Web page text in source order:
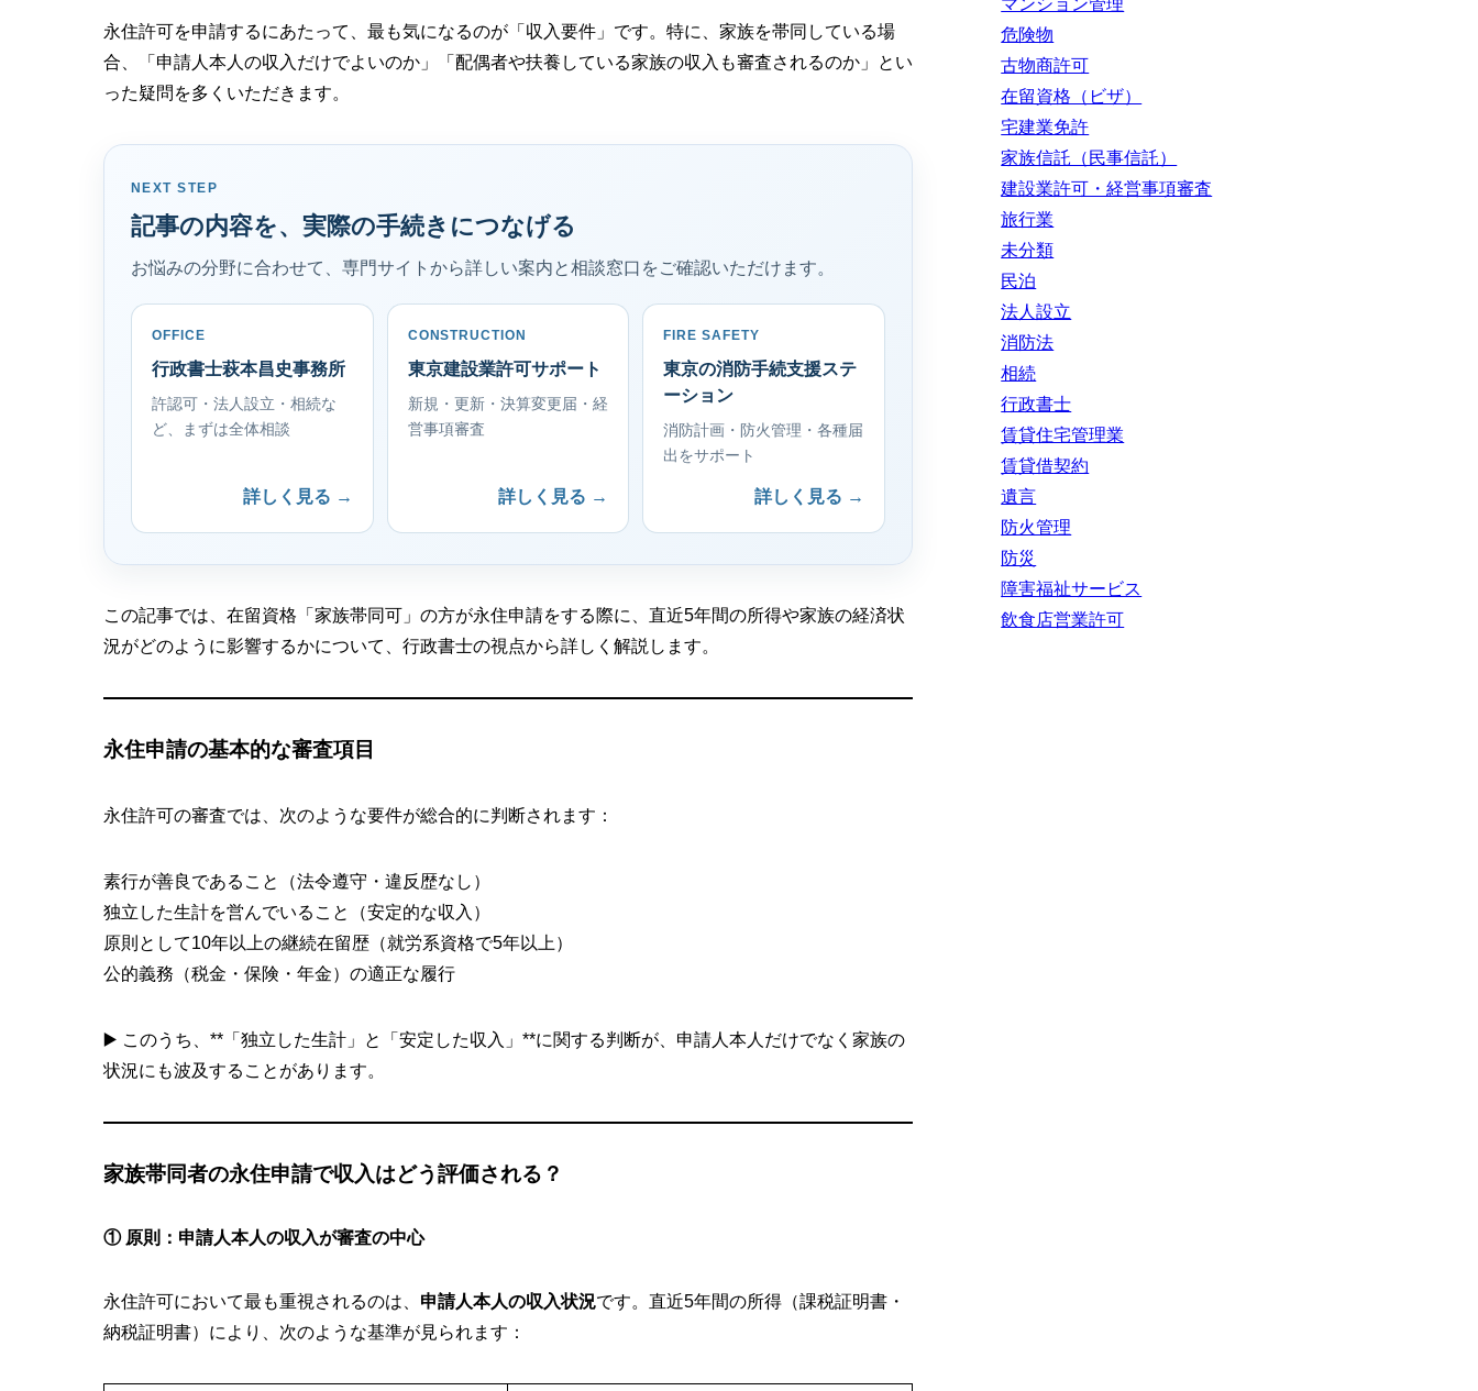
永住許可を申請するにあたって、最も気になるのが「収入要件」です。特に、家族を帯同している場
合、「申請人本人の収入だけでよいのか」「配偶者や扶養している家族の収入も審査されるのか」とい
った疑問を多くいただきます。
NEXT STEP
記事の内容を、実際の手続きにつなげる
お悩みの分野に合わせて、専門サイトから詳しい案内と相談窓口をご確認いただけます。
OFFICE
行政書士萩本昌史事務所
許認可・法人設立・相続な
ど、まずは全体相談
詳しく見る →
CONSTRUCTION
東京建設業許可サポート
新規・更新・決算変更届・経
営事項審査
詳しく見る →
FIRE SAFETY
東京の消防手続支援ステ
ーション
消防計画・防火管理・各種届
出をサポート
詳しく見る →
この記事では、在留資格「家族帯同可」の方が永住申請をする際に、直近5年間の所得や家族の経済状
況がどのように影響するかについて、行政書士の視点から詳しく解説します。
永住申請の基本的な審査項目
永住許可の審査では、次のような要件が総合的に判断されます：
素行が善良であること（法令遵守・違反歴なし）
独立した生計を営んでいること（安定的な収入）
原則として10年以上の継続在留歴（就労系資格で5年以上）
公的義務（税金・保険・年金）の適正な履行
▶️ このうち、**「独立した生計」と「安定した収入」**に関する判断が、申請人本人だけでなく家族の
状況にも波及することがあります。
家族帯同者の永住申請で収入はどう評価される？
① 原則：申請人本人の収入が審査の中心
永住許可において最も重視されるのは、 申請人本人の収入状況です。直近5年間の所得（課税証明書・
納税証明書）により、次のような基準が見られます：
マンション管理
危険物
古物商許可
在留資格（ビザ）
宅建業免許
家族信託（民事信託）
建設業許可・経営事項審査
旅行業
未分類
民泊
法人設立
消防法
相続
行政書士
賃貸住宅管理業
賃貸借契約
遺言
防火管理
防災
障害福祉サービス
飲食店営業許可